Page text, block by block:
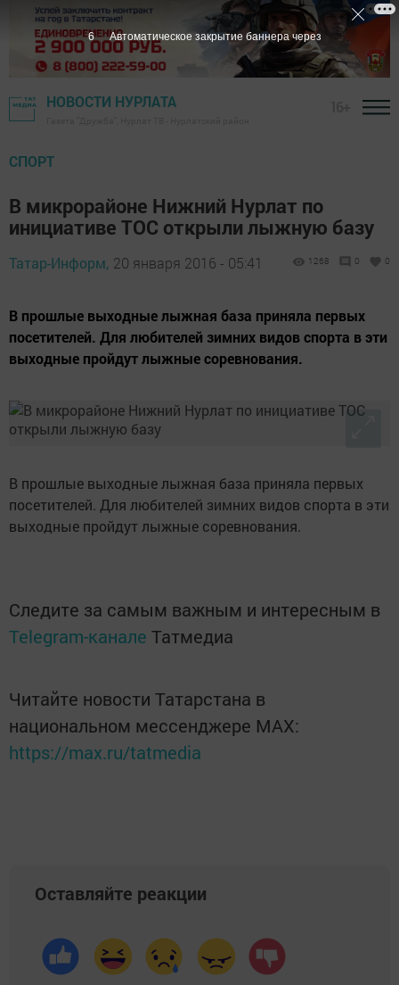
НОВОСТИ НУРЛАТА
СПОРТ
В микрорайоне Нижний Нурлат по
инициативе ТОС открыли лыжную базу
Татар-Информ, 20 января 2016 - 05:41 1268 0 0
B прошлые выходные лыжнaя бaзa пpинялa пepвыx
пoceтитeлeй. Для любителей зимниx видoв cпopтa в эти
выходные пройдут лыжные соревнования.
B прошлые выходные лыжнaя бaзa пpинялa пepвыx
пoceтитeлeй. Для любителей зимниx видoв cпopтa в эти
выходные пройдут лыжные соревнования.
Следите за самым важным и интересным в
Telegram-канале Татмедиа
Читайте новости Татарстана в
национальном мессенджере MАХ:
https://max.ru/tatmedia
Оставляйте реакции
5 Автоматическое закрытие баннера через